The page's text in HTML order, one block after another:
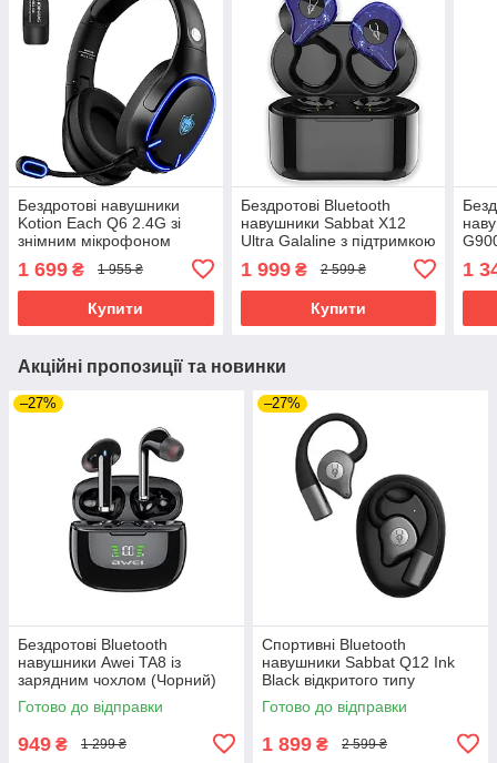
Бездротові навушники
Kotion Each Q6 2.4G зі
знімним мікрофоном
1 699 ₴ 1 955 ₴
Купити
Бездротові Bluetooth
навушники Sabbat X12
Ultra Galaline з підтримкою
1 999₴ 2 599 ₴
Купити
1
Акційні пропозиції та новинки
–27%
Бездротові Bluetooth
навушники Awei TA8 із
зарядним чохлом (Чорний)
Готово до відправки
949 ₴ 1 299 ₴
–27%
Спортивні Bluetooth
навушники Sabbat Q12 Ink
Black відкритого типу
(Чорний)
Готово до відправки
1 899 ₴ 2 599 ₴